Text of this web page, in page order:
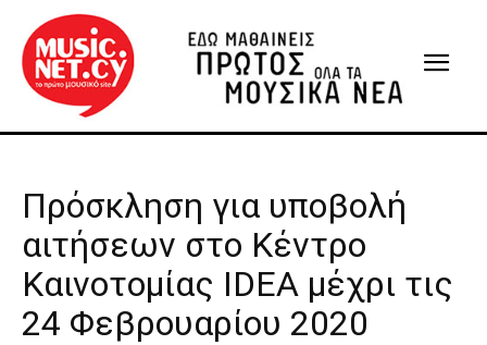
Πρόσκληση για υποβολή
αιτήσεων στο Κέντρο
Καινοτομίας IDEA μέχρι τις
24 Φεβρουαρίου 2020